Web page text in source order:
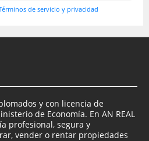
de servicio y privacidad
y con licencia de
de Economía. En AN REAL
profesional, segura y
vender o rentar propiedades